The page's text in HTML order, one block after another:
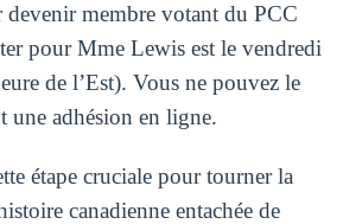
membre votant du PCC
pour Mme Lewis est le vendredi
de l’Est). Vous ne pouvez le
une adhésion en ligne.
étape cruciale pour tourner la
canadienne entachée de